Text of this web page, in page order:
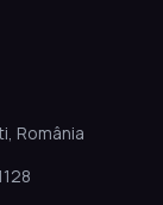
România